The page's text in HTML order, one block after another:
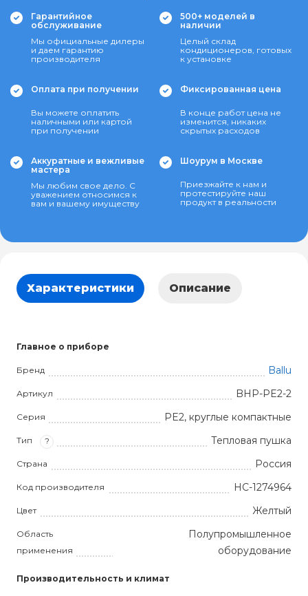
Гарантийное
обслуживание
Мы официальные дилеры
и даем гарантию
производителя
500+ моделей в
наличии
Целый склад
кондиционеров, готовых
к установке
Оплата при получении
Вы можете оплатить
наличными или картой
при получении
Фиксированная цена
В конце работ цена не
изменится, никаких
скрытых расходов
Аккуратные и вежливые
мастера
Мы любим свое дело. С
уважением относимся к
вам и вашему имуществу
Шоурум в Москве
Приезжайте к нам и
протестируйте наш
продукт в реальности
Характеристики Описание
Главное о приборе
Бренд Ballu
Артикул BHP-PE2-2
Серия PE2, круглые компактные
Тип ? Тепловая пушка
Страна Россия
Код производителя НС-1274964
Цвет Желтый
Область
применения
Полупромышленное
оборудование
Производительность и климат